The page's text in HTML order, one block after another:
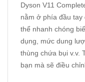
Dyson V11
nằm ở phía đầu
thể nhanh chóng
dụng, mức dung
thùng chứa bụi v.v.
bạn mà sẽ điều